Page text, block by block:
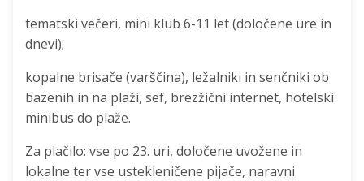
tematski večeri, mini klub 6-11 let (določene ure in
dnevi);
kopalne brisače (varščina), ležalniki in senčniki ob
bazenih in na plaži, sef, brezžični internet, hotelski
minibus do plaže.
Za plačilo: vse po 23. uri, določene uvožene in
lokalne ter vse ustekleničene pijače, naravni